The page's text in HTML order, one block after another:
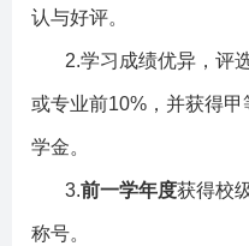
认与好评。
2.学习成绩优异，评
或专业前10% ，并获得
学金。
3.前一学年度获得校
称号。